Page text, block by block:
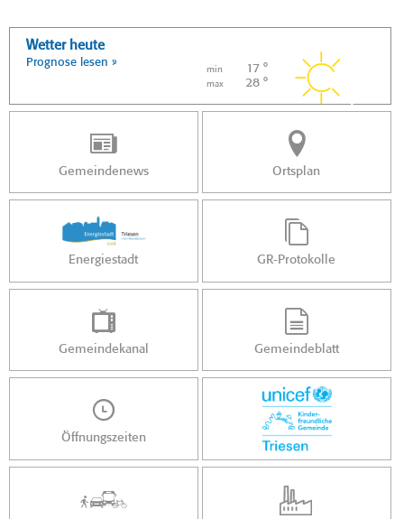
Wetter heute
Prognose lesen »
min 17 °
max 28 °
Gemeindenews Ortsplan
Energiestadt GR-Protokolle
Gemeindekanal Gemeindeblatt
Öffnungszeiten